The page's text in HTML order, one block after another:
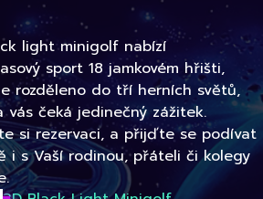
light minigolf nabízí
sport 18 jamkovém hřišti,
rozděleno do tří herních světů,
vás čeká jedinečný zážitek.
si rezervaci, a přijďte se podívat
i s Vaší rodinou, přáteli či kolegy